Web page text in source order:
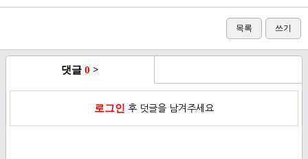
목록 쓰기
댓글 0 >
로그인 후 덧글을 남겨주세요